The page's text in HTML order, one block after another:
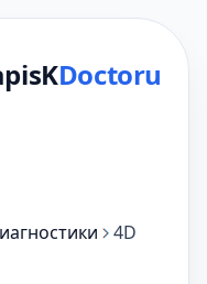
Doctoru
4D